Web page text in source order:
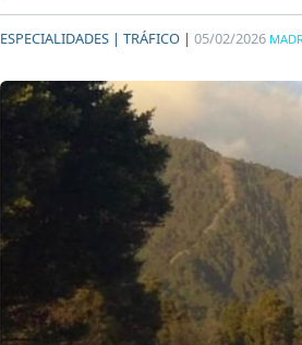
ESPECIALIDADES | TRÁFICO | 05/02/2026